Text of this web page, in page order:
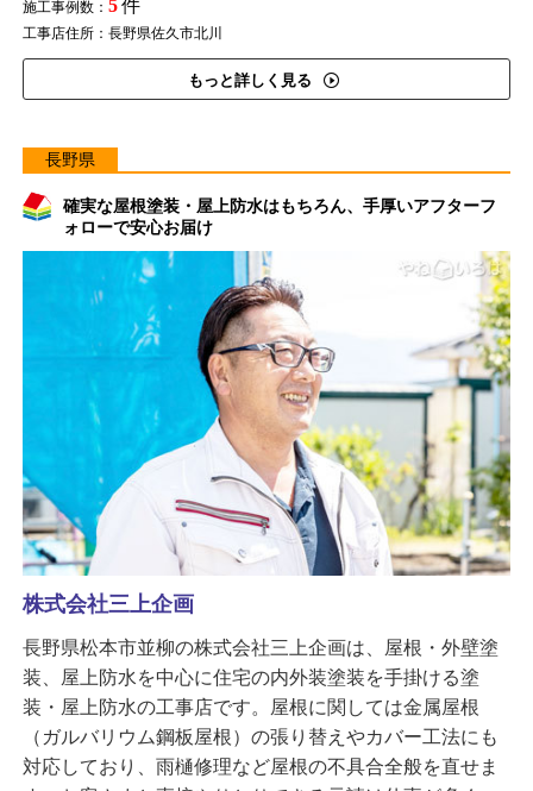
施工事例数： 5件
工事店住所：長野県佐久市北川
もっと詳しく見る
長野県
確実な屋根塗装・屋上防水はもちろん、手厚いアフターフ
ォローで安心お届け
株式会社三上企画
長野県松本市並柳の株式会社三上企画は、屋根・外壁塗
装、屋上防水を中心に住宅の内外装塗装を手掛ける塗
装・屋上防水の工事店です。屋根に関しては金属屋根
（ガルバリウム鋼板屋根）の張り替えやカバー工法にも
対応しており、雨樋修理など屋根の不具合全般を直せま